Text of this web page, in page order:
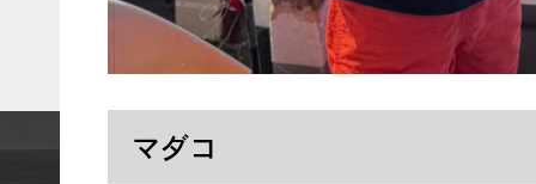
マダコ